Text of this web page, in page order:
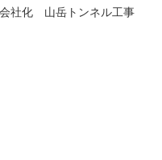
社化 山岳トンネル工事